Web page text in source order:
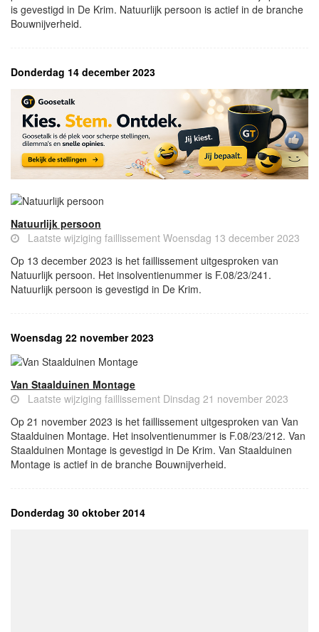
is gevestigd in De Krim. Natuurlijk persoon is actief in de branche
Bouwnijverheid.
Donderdag 14 december 2023
Natuurlijk persoon
Laatste wijziging faillissement Woensdag 13 december 2023
Op 13 december 2023 is het faillissement uitgesproken van
Natuurlijk persoon. Het insolventienummer is F.08/23/241.
Natuurlijk persoon is gevestigd in De Krim.
Woensdag 22 november 2023
Van Staalduinen Montage
Laatste wijziging faillissement Dinsdag 21 november 2023
Op 21 november 2023 is het faillissement uitgesproken van Van
Staalduinen Montage. Het insolventienummer is F.08/23/212. Van
Staalduinen Montage is gevestigd in De Krim. Van Staalduinen
Montage is actief in de branche Bouwnijverheid.
Donderdag 30 oktober 2014